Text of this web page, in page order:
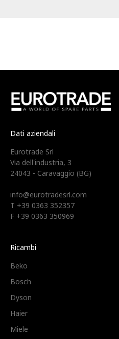
Dati aziendali
Eurotrade Srl
Via dell'industria, 3
24043 - Caravaggio (BG)
info@eurotradesrl.com
T +39 0363 352357
F +39 0363 350969
Ricambi
Beko
Bosch
Dyson
Haier
Miele